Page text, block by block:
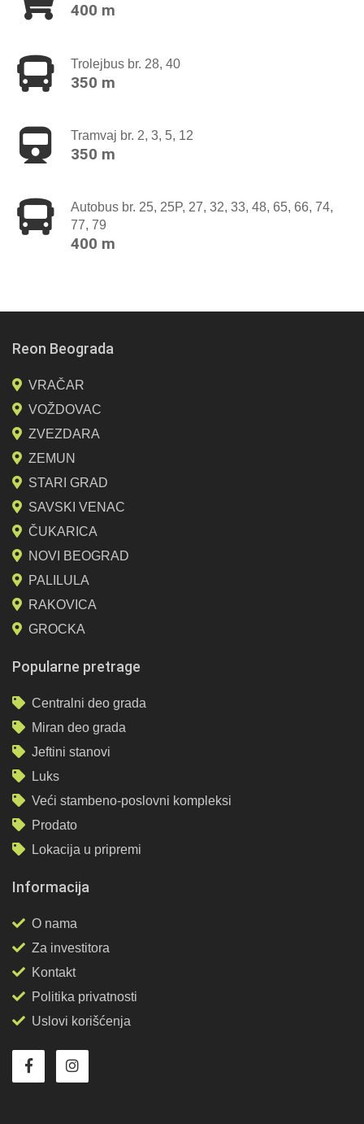
400 m
Trolejbus br. 28, 40
350 m
Tramvaj br. 2, 3, 5, 12
350 m
Autobus br. 25, 25P, 27, 32, 33, 48, 65, 66, 74,
77, 79
400 m
Reon Beograda
VRAČAR
VOŽDOVAC
ZVEZDARA
ZEMUN
STARI GRAD
SAVSKI VENAC
ČUKARICA
NOVI BEOGRAD
PALILULA
RAKOVICA
GROCKA
Popularne pretrage
Centralni deo grada
Miran deo grada
Jeftini stanovi
Luks
Veći stambeno-poslovni kompleksi
Prodato
Lokacija u pripremi
Informacija
O nama
Za investitora
Kontakt
Politika privatnosti
Uslovi korišćenja